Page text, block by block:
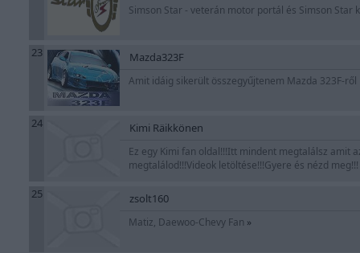
Simson Star - veterán motor portál és Simson
23 Mazda323F
Amit idáig sikerült összegyűjtenem Mazda 323F-
24 Kimi Räikkönen
Ez egy Kimi fan oldal!!!Itt mindent megtalálsz amit
megtalálod!!!Videok letöltése!!!Gyere és nézd
25 zsolt160
Matiz, Daewoo-Chevy Fan »